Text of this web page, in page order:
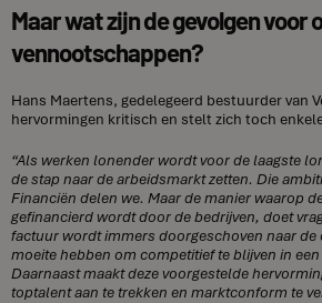
Maar wat zijn de gevolgen voor
vennootschappen?
Hans Maertens, gedelegeerd bestuurder van
hervormingen kritisch en stelt zich toch
“Als werken lonender wordt voor de laagste
de stap naar de arbeidsmarkt zetten. Die
Financiën delen we. Maar de manier waarop
gefinancierd wordt door de bedrijven, doet
factuur wordt immers doorgeschoven naar
moeite hebben om competitief te blijven in
Daarnaast maakt deze voorgestelde
toptalent aan te trekken en marktconform te